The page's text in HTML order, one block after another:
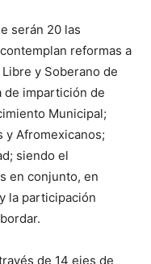
serán 20 las
reformas a
y Soberano de
de impartición de
Municipal;
y Afromexicanos;
siendo el
en conjunto, en
la participación
de 14 ejes de